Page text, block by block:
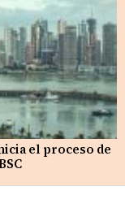
el proceso de